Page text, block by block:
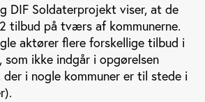
DIF Soldaterprojekt viser, at de
tilbud på tværs af kommunerne.
aktører flere forskellige tilbud i
som ikke indgår i opgørelsen
i nogle kommuner er til stede i